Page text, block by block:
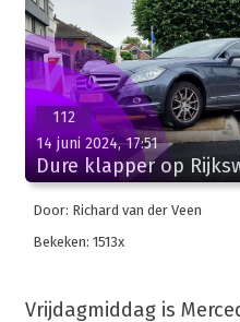
112
14 juni 2024, 17:51
Dure klapper op
Door: Richard van der Veen
Bekeken: 1513x
Vrijdagmiddag is